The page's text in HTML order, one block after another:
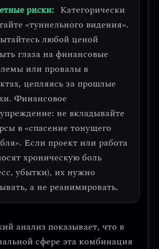
риски: Категорически
«туннельного видения».
любой ценой
глаза на финансовые
или провалы в
цепляясь за прошлые
Финансовое
не вкладывайте
в «спасение тонущего
Если проект или работа
хроническую боль
убытки), их нужно
а не реанимировать.
анализ показывает, что в
сфере эта комбинация